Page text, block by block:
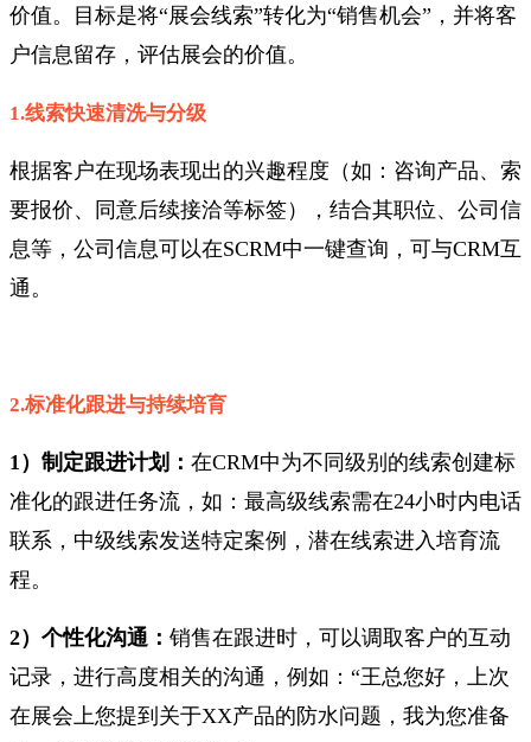
价值。目标是将“展会线索”转化为“销售机会”，并将客
户信息留存，评估展会的价值。
1.线索快速清洗与分级
根据客户在现场表现出的兴趣程度（如：咨询产品、索
要报价、同意后续接洽等标签），结合其职位、公司信
息等，公司信息可以在SCRM中一键查询，可与CRM互
通。
2.标准化跟进与持续培育
1）制定跟进计划： 在CRM中为不同级别的线索创建标
准化的跟进任务流，如：最高级线索需在24小时内电话
联系，中级线索发送特定案例，潜在线索进入培育流
程。
2）个性化沟通： 销售在跟进时，可以调取客户的互动
记录，进行高度相关的沟通，例如：“王总您好，上次
在展会上您提到关于XX产品的防水问题，我为您准备